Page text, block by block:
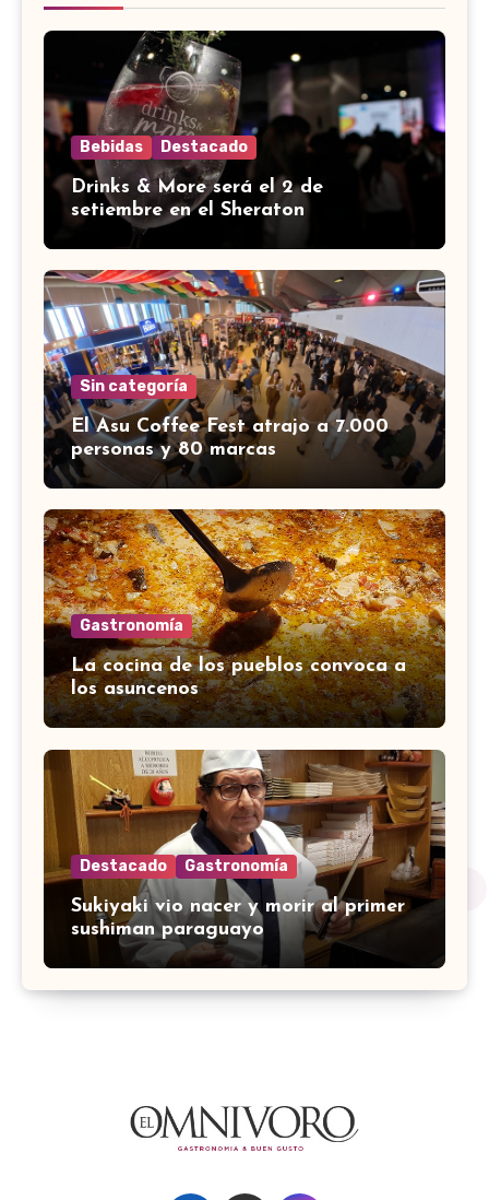
Bebidas Destacado
Drinks & More será el 2 de
setiembre en el Sheraton
Sin categoría
El Asu Coffee Fest atrajo a 7.000
personas y 80 marcas
Gastronomía
La cocina de los pueblos convoca a
los asuncenos
Destacado Gastronomía
Sukiyaki vio nacer y morir al primer
sushiman paraguayo